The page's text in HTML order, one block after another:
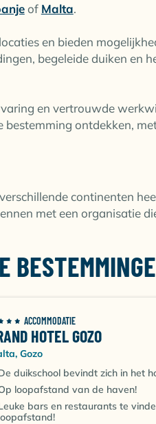
of Malta.
en bieden
begeleide duiken en
en vertrouwde
ontdekken,
continenten
met een organisatie
ACCOMMODATIE
HOTEL GOZO
Gozo
duikschool bevindt zich in het
loopafstand van de haven!
bars en restaurants te